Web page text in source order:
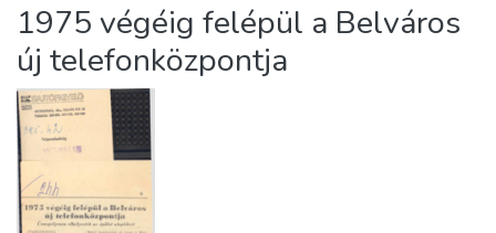
About us
1975 végéig felépül a Belváros
új telefonközpontja